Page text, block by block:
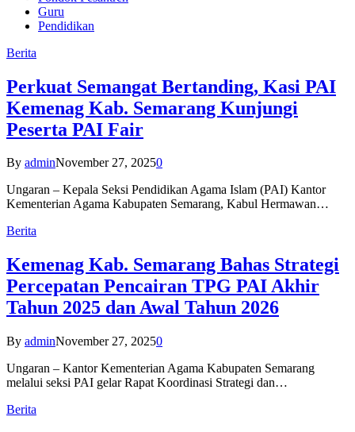
Guru
Pendidikan
Berita
Perkuat Semangat Bertanding, Kasi PAI
Kemenag Kab. Semarang Kunjungi
Peserta PAI Fair
By adminNovember 27, 20250
Ungaran – Kepala Seksi Pendidikan Agama Islam (PAI) Kantor
Kementerian Agama Kabupaten Semarang, Kabul Hermawan…
Berita
Kemenag Kab. Semarang Bahas Strategi
Percepatan Pencairan TPG PAI Akhir
Tahun 2025 dan Awal Tahun 2026
By adminNovember 27, 20250
Ungaran – Kantor Kementerian Agama Kabupaten Semarang
melalui seksi PAI gelar Rapat Koordinasi Strategi dan…
Berita